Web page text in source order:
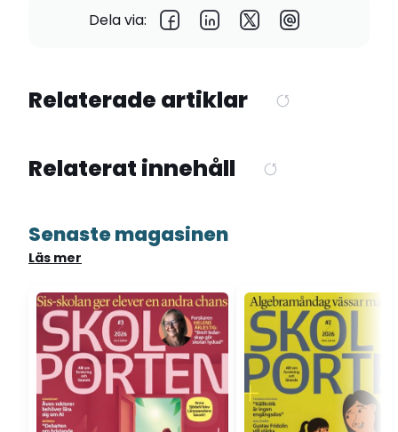
Dela via:
Relaterade artiklar
Relaterat innehåll
Senaste magasinen
Läs mer